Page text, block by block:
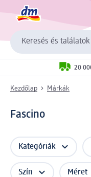
Keresés és találatok
20
Kezdőlap Márkák
Fascino
Kategóriák
Szín Méret